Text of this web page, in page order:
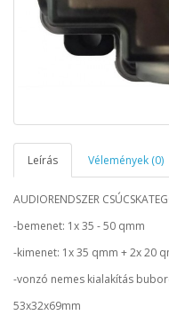
Leírás Vélemények (0)
AUDIORENDSZER
-bemenet: 1x 35 - 50 qmm
-kimenet: 1x 35 qmm + 2x 20
-vonzó nemes kialakítás
53x32x69mm